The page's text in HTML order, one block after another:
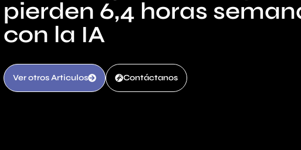
pierden 6,4 horas
con la IA
Ver otros Articulos Contáctanos